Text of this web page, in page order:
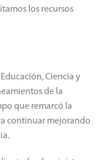
los recursos
Ciencia y
de la
que remarcó la
continuar mejorando